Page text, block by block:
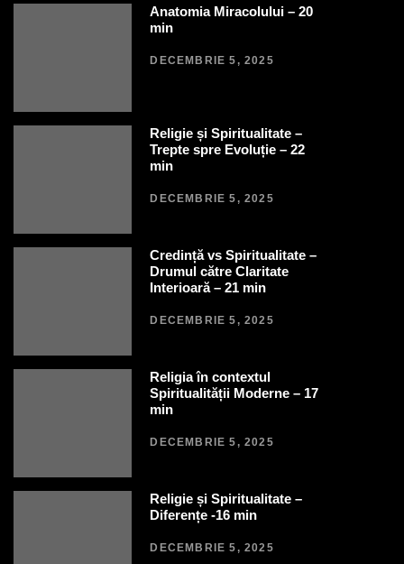
Anatomia Miracolului – 20
min
DECEMBRIE 5, 2025
Religie și Spiritualitate –
Trepte spre Evoluție – 22
min
DECEMBRIE 5, 2025
Credință vs Spiritualitate –
Drumul către Claritate
Interioară – 21 min
DECEMBRIE 5, 2025
Religia în contextul
Spiritualității Moderne – 17
min
DECEMBRIE 5, 2025
Religie și Spiritualitate –
Diferențe -16 min
DECEMBRIE 5, 2025